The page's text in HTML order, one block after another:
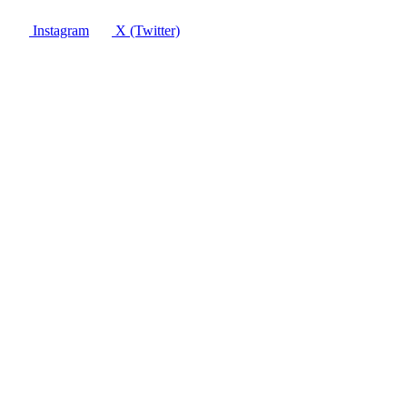
Instagram X (Twitter)